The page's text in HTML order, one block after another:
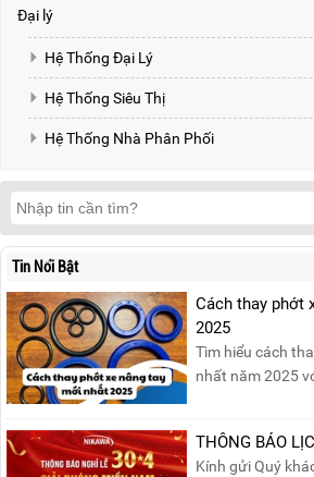
Đại lý
Hệ Thống Đại Lý
Hệ Thống Siêu Thị
Hệ Thống Nhà Phân Phối
Tin Nổi Bật
Cách thay phớt
2025
Tìm hiểu cách
nhất năm 2025
phớt đúng cách,
hiệu quả và bền
THÔNG BÁO
Kính gửi Quý